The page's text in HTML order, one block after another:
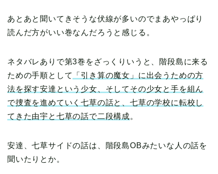
あとあと聞いてきそうな伏線が多いのでまあやっぱり
読んだ方がいい巻なんだろうと感じる。
ネタバレありで第3巻をざっくりいうと、階段島に来る
ための手順として
「引き算の魔女」に出会うための方
法を探す安達という少女、そしてその少女と手を組ん
で捜査を進めていく七草の話と、七草の学校に転校し
てきた由宇と七草の話で二段構成。
安達、七草サイドの話は、階段島OBみたいな人の話を
聞いたりとか。